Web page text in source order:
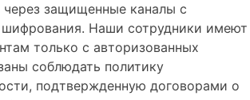
защищенные каналы с
шифрования. Наши сотрудники имеют
только с авторизованных
соблюдать политику
подтвержденную договорами о